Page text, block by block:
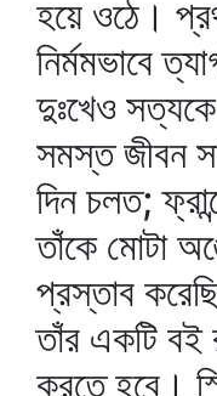
হয়ে ওঠে।
নির্মমভাবে
দুঃখেও সত্যকে
সমস্ত জীবন
দিন চলত;
তাঁকে মোটা
প্রস্তাব
তাঁর একটি বই
করতে হবে।